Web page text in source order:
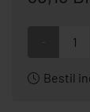
Bestil